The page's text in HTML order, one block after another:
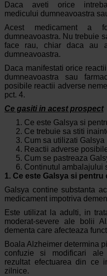
Daca aveti orice
medicului dumneavoastra
Acest medicament a
dumneavoastra. Nu trebuie
face rau, chiar daca au
dumneavoastra.
Daca manifestati orice
dumneavoastra sau
posibile reactii adverse
pct. 4.
Ce gasiti in acest prospect
Ce este Galsya si
Ce trebuie sa stiti
Cum sa utilizati Galsya
Reactii adverse
Cum se pastreaza
Continutul ambalajului
1. Ce este Galsya si pentru
Galsya contine substanta
medicament impotriva
Este utilizat la adulti, in
moderat-severe ale bolii
dementa care afecteaza
Boala Alzheimer determina
confuzie si modificari ale
rezultat efectuarea din ce
zilnice.